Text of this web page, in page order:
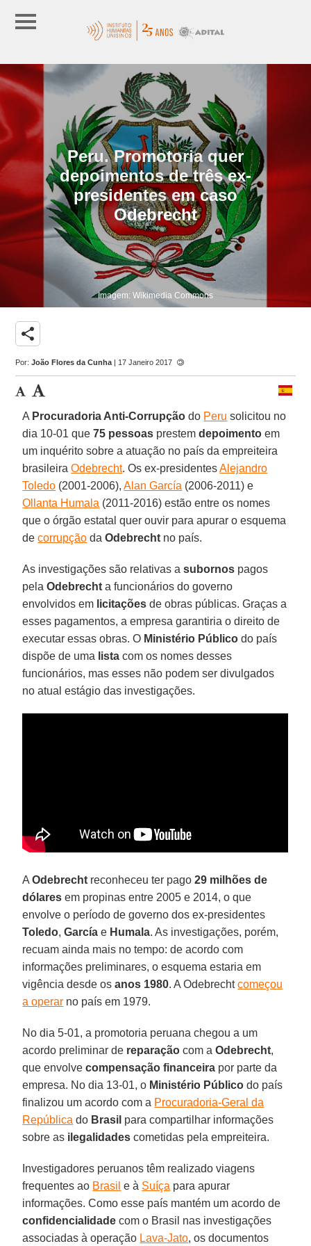
Peru. Promotoria quer
depoimentos de três ex-
presidentes em caso
Odebrecht
Imagem: Wikimedia Commons
share
Por:João Flores da Cunha | 17 Janeiro 2017
A Procuradoria Anti-Corrupção do Peru solicitou no
dia 10-01 que75 pessoas prestemdepoimento em
um inquérito sobre a atuação no país da empreiteira
brasileiraOdebrecht. Os ex-presidentesAlejandro
Toledo (2001-2006),Alan García (2006-2011) e
Ollanta Humala (2011-2016) estão entre os nomes
que o órgão estatal quer ouvir para apurar o esquema
decorrupção daOdebrecht no país.
As investigações são relativas asubornos pagos
pelaOdebrecht a funcionários do governo
envolvidos em licitações de obras públicas. Graças a
esses pagamentos, a empresa garantiria o direito de
executar essas obras. O Ministério Público do país
dispõe de uma lista com os nomes desses
funcionários, mas esses não podem ser divulgados
no atual estágio das investigações.
AOdebrecht reconheceu ter pago 29 milhões de
dólares em propinas entre 2005 e 2014, o que
envolve o período de governo dos ex-presidentes
Toledo,García e Humala. As investigações, porém,
recuam ainda mais no tempo: de acordo com
informações preliminares, o esquema estaria em
vigência desde osanos 1980. A Odebrechtcomeçou
a operar no país em 1979.
No dia 5-01, a promotoria peruana chegou a um
acordo preliminar de reparação com aOdebrecht,
que envolvecompensação financeira por parte da
empresa. No dia 13-01, o Ministério Público do país
finalizou um acordo com a Procuradoria-Geral da
República do Brasil para compartilhar informações
sobre as ilegalidades cometidas pela empreiteira.
Investigadores peruanos têm realizado viagens
frequentes ao Brasil e à Suíça para apurar
informações. Como esse país mantém um acordo de
confidencialidade com o Brasil nas investigações
associadas à operação Lava-Jato, os documentos